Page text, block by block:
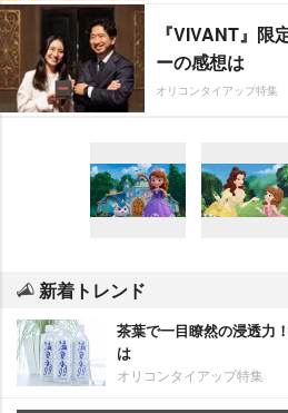
『VIVANT』限
ーの感想は
オリコンタイアップ特集
新着トレンド
茶葉で一目瞭然の浸透力
は
オリコンタイアップ特集